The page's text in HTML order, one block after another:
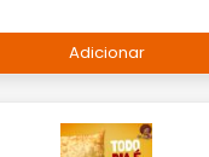
Adicionar